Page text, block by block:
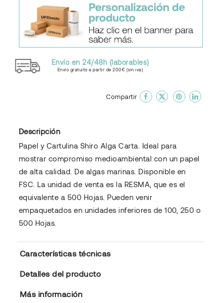
Envío en 24/48h (laborables)
Envío gratuito a partir de 200€ (sin iva)
Compartir
Descripción
Papel y Cartulina Shiro Alga Carta. Ideal para
mostrar compromiso medioambiental con un papel
de alta calidad. De algas marinas. Disponible en
FSC. La unidad de venta es la RESMA, que es el
equivalente a 500 Hojas. Pueden venir
empaquetados en unidades inferiores de 100, 250 o
500 Hojas.
Características técnicas
Detalles del producto
Más información